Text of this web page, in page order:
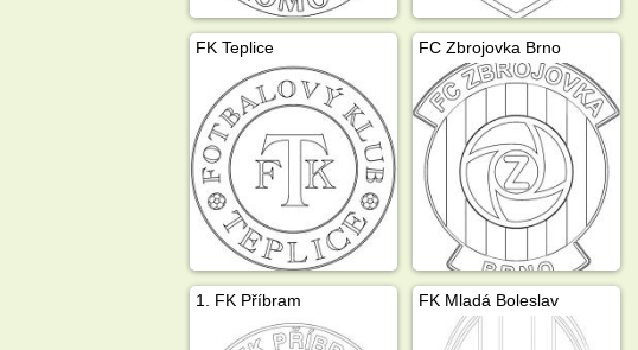
FK Teplice FC Zbrojovka Brno
1. FK Příbram FK Mladá Boleslav